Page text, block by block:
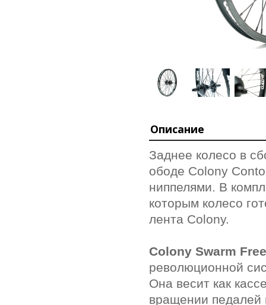
Описание
Заднее колесо в
ободе Colony
ниппелями. В
которым колесо
лента Colony.
Colony Swarm
революционной
Она весит как
вращении педалей